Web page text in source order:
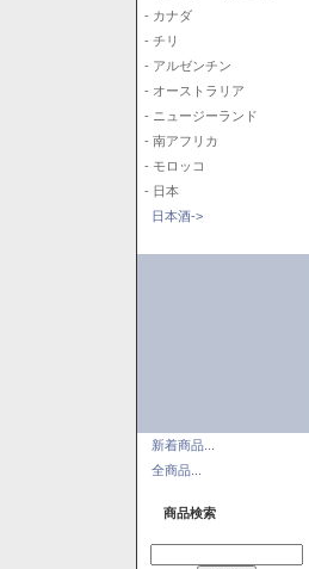
- カナダ
- チリ
- アルゼンチン
- オーストラリア
- ニュージーランド
- 南アフリカ
- モロッコ
- 日本
日本酒->
新着商品...
全商品...
商品検索